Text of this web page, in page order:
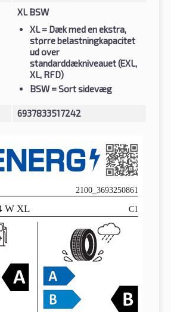
XL BSW
XL= Dæk med en ekstra,
større belastningkapacitet
ud over
standarddækniveauet (EXL,
XL, RFD)
BSW= Sort sidevæg
6937833517242